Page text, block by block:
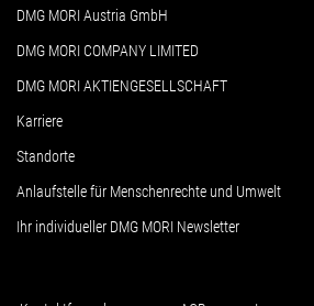
DMG MORI Austria GmbH
DMG MORI COMPANY LIMITED
DMG MORI AKTIENGESELLSCHAFT
Karriere
Standorte
Anlaufstelle für Menschenrechte und Umwelt
Ihr individueller DMG MORI Newsletter